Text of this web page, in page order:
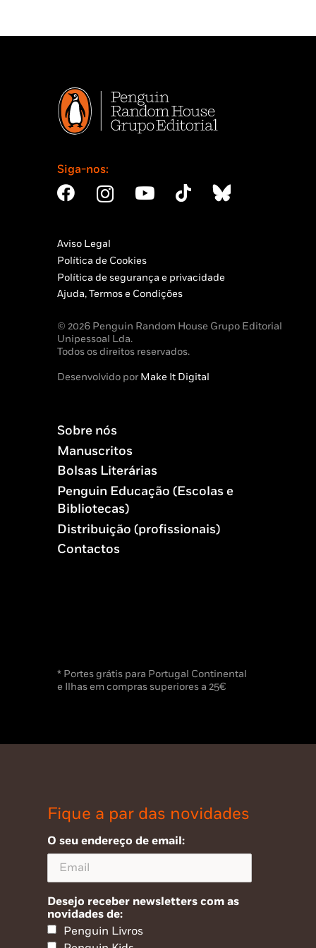
Siga-nos:
Aviso Legal
Política de Cookies
Política de segurança e privacidade
Ajuda, Termos e Condições
© 2026 Penguin Random House Grupo Editorial
Unipessoal Lda.
Todos os direitos reservados.
Desenvolvido porMake It Digital
Sobre nós
Manuscritos
Bolsas Literárias
Penguin Educação (Escolas e
Bibliotecas)
Distribuição (profissionais)
Contactos
* Portes grátis para Portugal Continental
e Ilhas em compras superiores a 25€
Fique a par das novidades
O seu endereço de email:
Desejo receber newsletters com as
novidades de:
Penguin Livros